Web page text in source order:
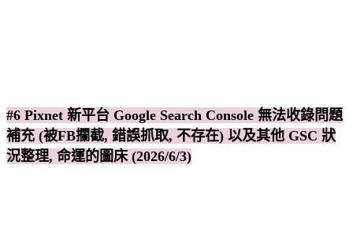
#6 Pixnet 新平台 Google Search Console 無法收錄問題
補充 (被FB攔截, 錯誤抓取, 不存在) 以及其他 GSC 狀
況整理, 命運的圖床 (2026/6/3)